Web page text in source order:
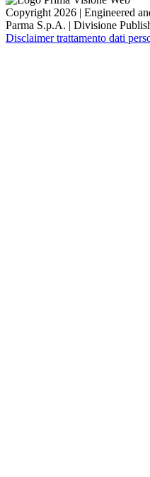
Copyright 2026 | Engineered
Parma S.p.A. | Divisione
Disclaimer trattamento dati